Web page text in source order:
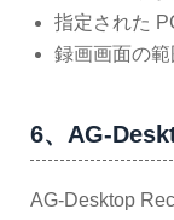
指定された
録画画面の範
6、AG-
AG-Desktop